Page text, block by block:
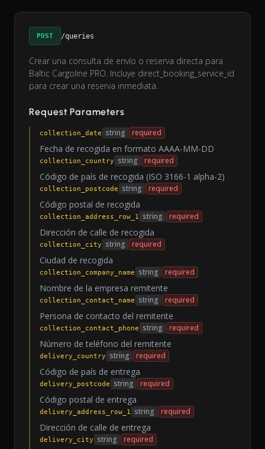
POST /queries
Crear una consulta de envío o reserva directa para
Baltic Cargoline PRO. Incluye direct_booking_service_id
para crear una reserva inmediata.
Request Parameters
collection_date string required
Fecha de recogida en formato AAAA-MM-DD
collection_country string required
Código de país de recogida (ISO 3166-1 alpha-2)
collection_postcode string required
Código postal de recogida
collection_address_row_1 string required
Dirección de calle de recogida
collection_city string required
Ciudad de recogida
collection_company_name string required
Nombre de la empresa remitente
collection_contact_name string required
Persona de contacto del remitente
collection_contact_phone string required
Número de teléfono del remitente
delivery_country string required
Código de país de entrega
delivery_postcode string required
Código postal de entrega
delivery_address_row_1 string required
Dirección de calle de entrega
delivery_city string required